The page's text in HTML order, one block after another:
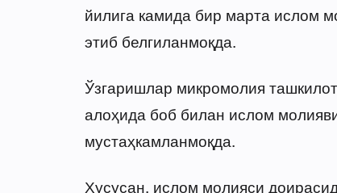
йилига камида бир марта ислом
этиб белгиланмоқда.
Ўзгаришлар микромолия
алоҳида боб билан ислом
мустаҳкамланмоқда.
Хусусан, ислом молияси